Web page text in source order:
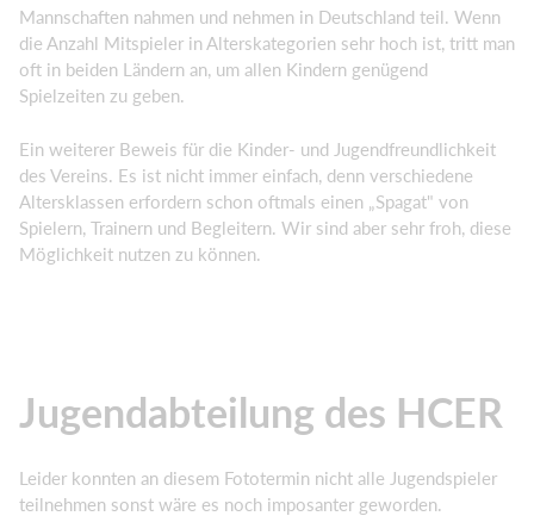
Mannschaften nahmen und nehmen in Deutschland teil. Wenn
die Anzahl Mitspieler in Alterskategorien sehr hoch ist, tritt man
oft in beiden Ländern an, um allen Kindern genügend
Spielzeiten zu geben.
Ein weiterer Beweis für die Kinder- und Jugendfreundlichkeit
des Vereins. Es ist nicht immer einfach, denn verschiedene
Altersklassen erfordern schon oftmals einen „Spagat" von
Spielern, Trainern und Begleitern. Wir sind aber sehr froh, diese
Möglichkeit nutzen zu können.
Jugendabteilung des HCER
Leider konnten an diesem Fototermin nicht alle Jugendspieler
teilnehmen sonst wäre es noch imposanter geworden.